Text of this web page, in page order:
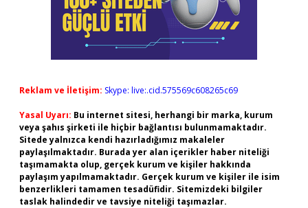
Reklam ve İletişim: Skype: live:.cid.575569c608265c69
Yasal Uyarı: Bu internet sitesi, herhangi bir marka, kurum
veya şahıs şirketi ile hiçbir bağlantısı bulunmamaktadır.
Sitede yalnızca kendi hazırladığımız makaleler
paylaşılmaktadır. Burada yer alan içerikler haber niteliği
taşımamakta olup, gerçek kurum ve kişiler hakkında
paylaşım yapılmamaktadır. Gerçek kurum ve kişiler ile isim
benzerlikleri tamamen tesadüfidir. Sitemizdeki bilgiler
taslak halindedir ve tavsiye niteliği taşımazlar.